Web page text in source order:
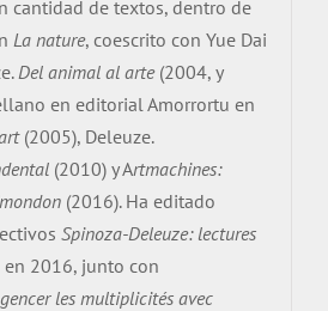
cantidad de textos, dentro de
La nature, coescrito con Yue Dai
Del animal al arte(2004, y
en editorial Amorrortu en
(2005), Deleuze.
(2010) y Artmachines:
(2016). Ha editado
Spinoza-Deleuze: lectures
2016, junto con
les multiplicités avec